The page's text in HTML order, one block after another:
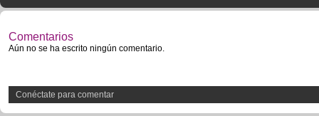
Comentarios
Aún no se ha escrito ningún comentario.
Conéctate para comentar